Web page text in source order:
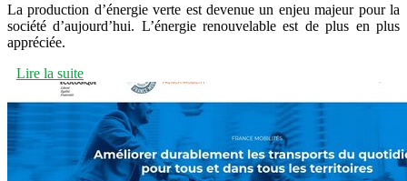
La production d’énergie verte est devenue un enjeu majeur pour la
société d’aujourd’hui. L’énergie renouvelable est de plus en plus
appréciée.
Lire la suite